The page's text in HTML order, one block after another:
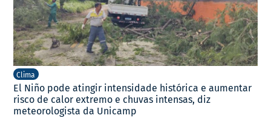
Clima
El Niño pode atingir intensidade histórica e aumentar
risco de calor extremo e chuvas intensas, diz
meteorologista da Unicamp